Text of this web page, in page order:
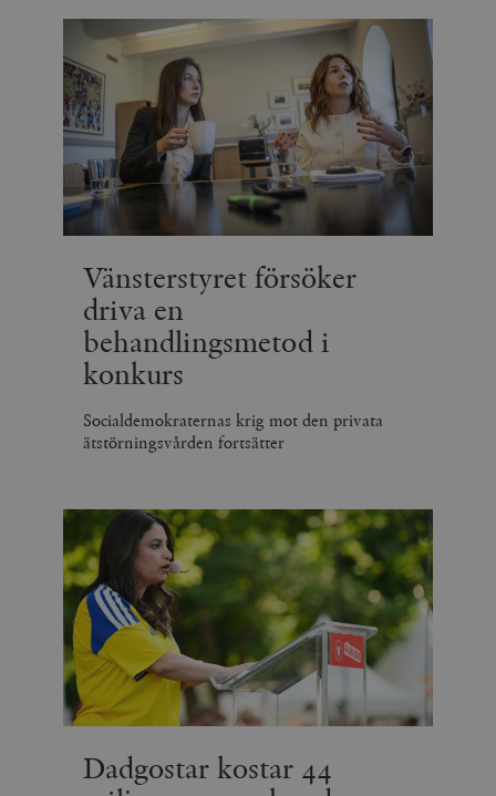
Vänsterstyret försöker
driva en
behandlingsmetod i
konkurs
Socialdemokraternas krig mot den privata
ätstörningsvården fortsätter
Dadgostar kostar 44